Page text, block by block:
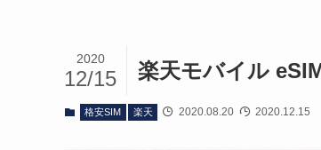
楽天モバイル
2020
12/15
格安SIM 楽天 2020.08.20 2020.12.15